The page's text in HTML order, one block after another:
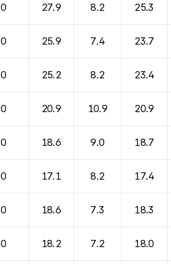
0 27.9 8.2 25.3
0 25.9 7.4 23.7
0 25.2 8.2 23.4
0 20.9 10.9 20.9
0 18.6 9.0 18.7
0 17.1 8.2 17.4
0 18.6 7.3 18.3
0 18.2 7.2 18.0